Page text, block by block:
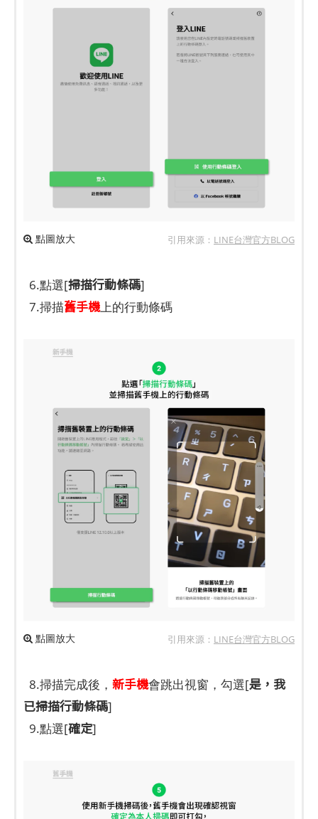
點圖放大 引用來源： LINE台灣官方BLOG
6.點選[掃描行動條碼]
7.掃描舊手機上的行動條碼
點圖放大 引用來源： LINE台灣官方BLOG
8.掃描完成後， 新手機會跳出視窗，勾選[是，我
已掃描行動條碼]
9.點選[確定]